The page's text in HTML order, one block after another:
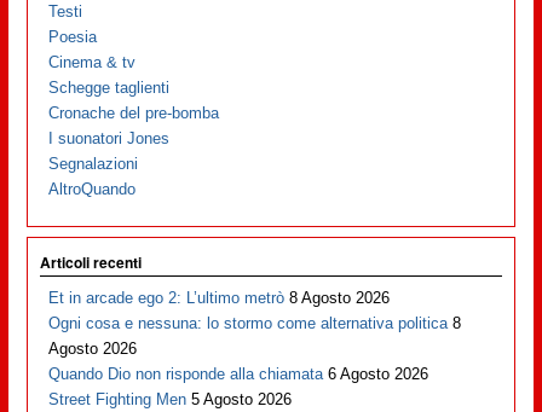
Testi
Poesia
Cinema & tv
Schegge taglienti
Cronache del pre-bomba
I suonatori Jones
Segnalazioni
AltroQuando
Articoli recenti
Et in arcade ego 2: L’ultimo metrò 8 Agosto 2026
Ogni cosa e nessuna: lo stormo come alternativa politica 8
Agosto 2026
Quando Dio non risponde alla chiamata 6 Agosto 2026
Street Fighting Men 5 Agosto 2026